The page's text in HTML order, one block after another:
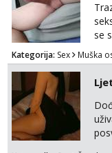
se
Kategorija: Sex Muška